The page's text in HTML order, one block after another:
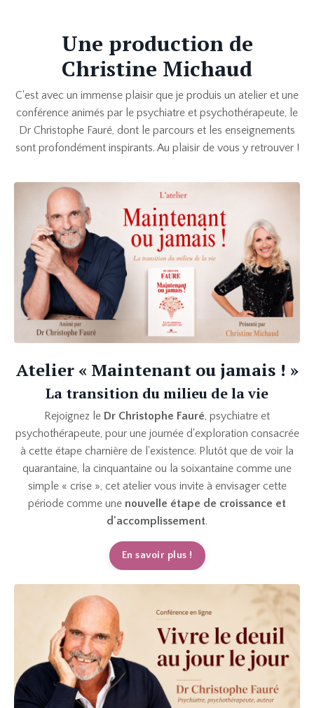
Une production de
Christine Michaud
C'est avec un immense plaisir que je produis un atelier et une
conférence animés par le psychiatre et psychothérapeute, le
Dr Christophe Fauré, dont le parcours et les enseignements
sont profondément inspirants. Au plaisir de vous y retrouver !
Atelier « Maintenant ou jamais ! »
La transition du milieu de la vie
Rejoignez le Dr Christophe Fauré , psychiatre et
psychothérapeute, pour une journée d'exploration consacrée
à cette étape charnière de l'existence. Plutôt que de voir la
quarantaine, la cinquantaine ou la soixantaine comme une
simple « crise », cet atelier vous invite à envisager cette
période comme une nouvelle étape de croissance et
d'accomplissement.
En savoir plus !